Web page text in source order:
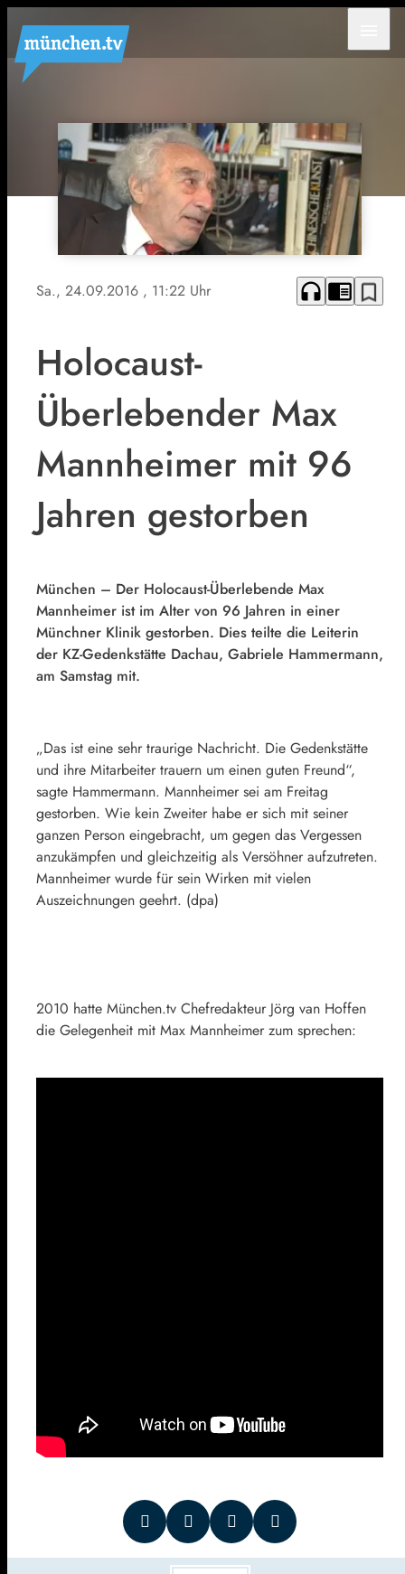
Sa., 24.09.2016 , 11:22 Uhr headphones chrome_reader_mode bookmark_border
Holocaust-
Überlebender Max
Mannheimer mit 96
Jahren gestorben
München – Der Holocaust-Überlebende Max
Mannheimer ist im Alter von 96 Jahren in einer
Münchner Klinik gestorben. Dies teilte die Leiterin
der KZ-Gedenkstätte Dachau, Gabriele Hammermann,
am Samstag mit.
„Das ist eine sehr traurige Nachricht. Die Gedenkstätte
und ihre Mitarbeiter trauern um einen guten Freund“,
sagte Hammermann. Mannheimer sei am Freitag
gestorben. Wie kein Zweiter habe er sich mit seiner
ganzen Person eingebracht, um gegen das Vergessen
anzukämpfen und gleichzeitig als Versöhner aufzutreten.
Mannheimer wurde für sein Wirken mit vielen
Auszeichnungen geehrt. (dpa)
2010 hatte München.tv Chefredakteur Jörg van Hoffen
die Gelegenheit mit Max Mannheimer zum sprechen: